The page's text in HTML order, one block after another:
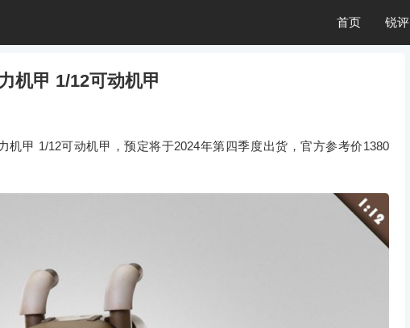
首页 锐评
机甲 1/12可动机甲
甲 1/12可动机甲，预定将于2024年第四季度出货，官方参考价1380